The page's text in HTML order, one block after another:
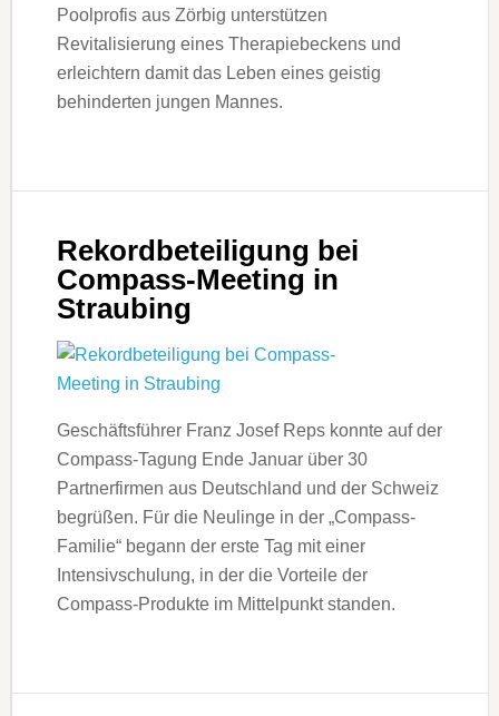
Poolprofis aus Zörbig unterstützen
Revitalisierung eines Therapiebeckens und
erleichtern damit das Leben eines geistig
behinderten jungen Mannes.
Rekordbeteiligung bei
Compass-Meeting in
Straubing
Geschäftsführer Franz Josef Reps konnte auf der
Compass-Tagung Ende Januar über 30
Partnerfirmen aus Deutschland und der Schweiz
begrüßen. Für die Neulinge in der „Compass-
Familie“ begann der erste Tag mit einer
Intensivschulung, in der die Vorteile der
Compass-Produkte im Mittelpunkt standen.